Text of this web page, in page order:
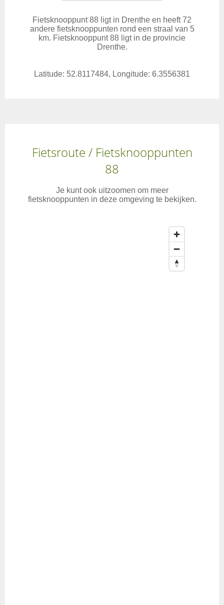
Fietsknooppunt 88 ligt in Drenthe en heeft 72
andere fietsknooppunten rond een straal van 5
km. Fietsknooppunt 88 ligt in de provincie
Drenthe.
Latitude: 52.8117484, Longitude: 6.3556381
Fietsroute / Fietsknooppunten
88
Je kunt ook uitzoomen om meer
fietsknooppunten in deze omgeving te bekijken.